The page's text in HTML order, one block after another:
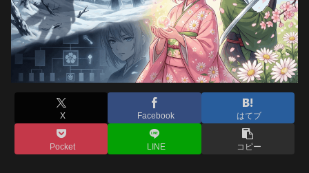
X Facebook はてブ
Pocket LINE コピー